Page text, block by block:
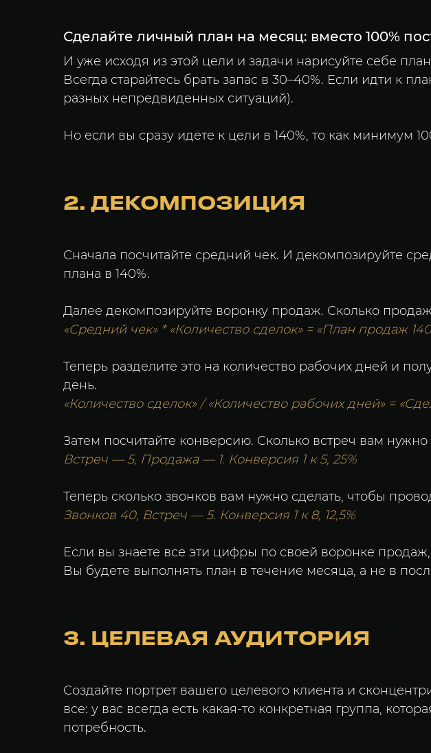
Сделайте личный план на месяц: вместо 100%
И уже исходя из этой цели и задачи нарисуйте себе
Всегда старайтесь брать запас в 30–40%. Если идти к
разных непредвиденных ситуаций).
Но если вы сразу идёте к цели в 140%, то как минимум
2. ДЕКОМПОЗИЦИЯ
Сначала посчитайте средний чек. И декомпозируйте
плана в 140%.
Далее декомпозируйте воронку продаж. Сколько
«Средний чек» * «Количество сделок» = «План продаж
Теперь разделите это на количество рабочих дней и
день.
«Количество сделок» / «Количество рабочих дней» =
Затем посчитайте конверсию. Сколько встреч вам
Встреч — 5, Продажа — 1. Конверсия 1 к 5, 25%
Теперь сколько звонков вам нужно сделать, чтобы
Звонков 40, Встреч — 5. Конверсия 1 к 8, 12,5%
Если вы знаете все эти цифры по своей воронке
Вы будете выполнять план в течение месяца, а не в
3. ЦЕЛЕВАЯ АУДИТОРИЯ
Создайте портрет вашего целевого клиента и
все: у вас всегда есть какая-то конкретная группа,
потребность.